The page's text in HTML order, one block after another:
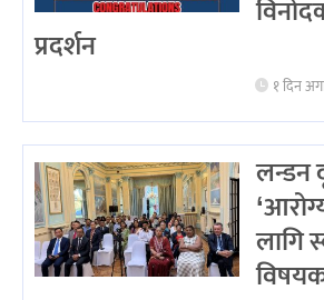
प्रदर्शन
१ दिन
लन्डन
लागि